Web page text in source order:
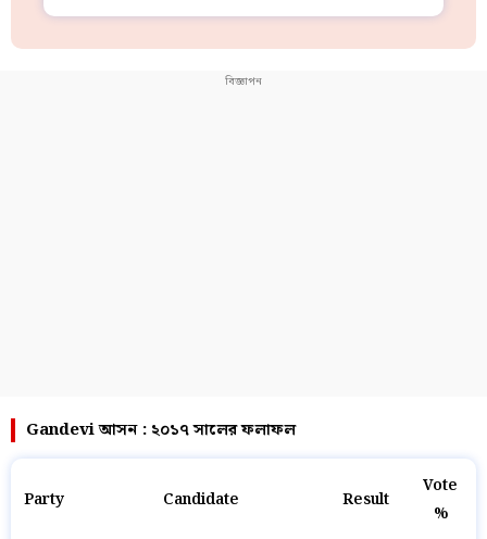
Gandevi আসন : ২০১৭ সালের ফলাফল
Party Candidate Result
Vote
%